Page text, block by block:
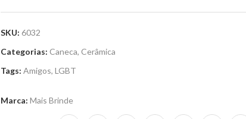
SKU: 6032
Categorias: Caneca, Cerâmica
Tags: Amigos, LGBT
Marca: Mais Brinde